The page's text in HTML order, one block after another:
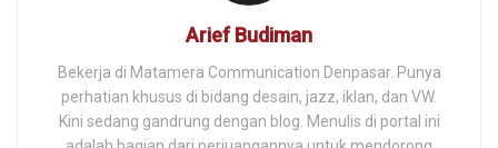
Arief Budiman
Bekerja di Matamera Communication Denpasar. Punya
perhatian khusus di bidang desain, jazz, iklan, dan VW.
Kini sedang gandrung dengan blog. Menulis di portal ini